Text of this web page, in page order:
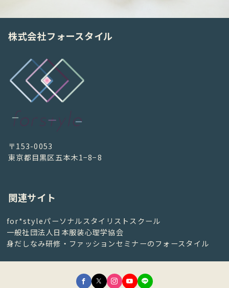
株式会社フォースタイル
〒153-0053
東京都目黒区五本木1−8−8
関連サイト
for*styleパーソナルスタイリストスクール
一般社団法人日本服装心理学協会
身だしなみ研修・ファッションセミナーのフォースタイル